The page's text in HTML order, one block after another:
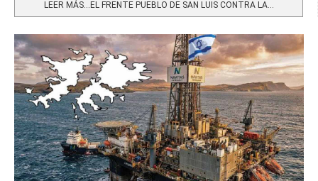
LEER MÁS…EL FRENTE PUEBLO DE SAN LUIS CONTRA LA...